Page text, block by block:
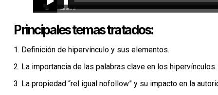
Principales temas tratados:
1. Definición de hipervínculo y sus elementos.
2. La importancia de las palabras clave en los hipervínculos.
3. La propiedad “rel igual nofollow” y su impacto en la